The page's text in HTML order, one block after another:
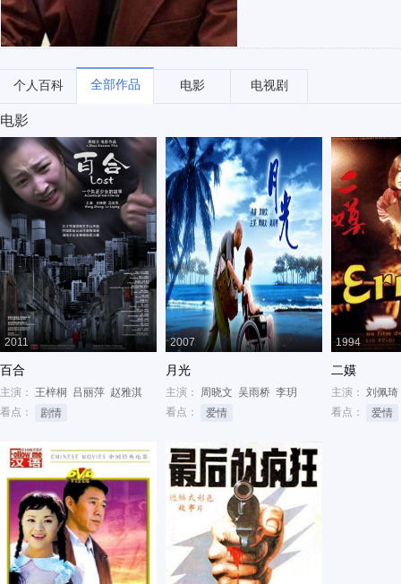
个人百科 全部作品 电影 电视剧
电影
2011
百合
主演： 王梓桐 吕丽萍 赵雅淇
看点：
剧情
2007
月光
主演： 周晓文 吴雨桥 李玥
看点：
爱情
1994
二嫫
主演： 刘佩琦
看点：
爱情